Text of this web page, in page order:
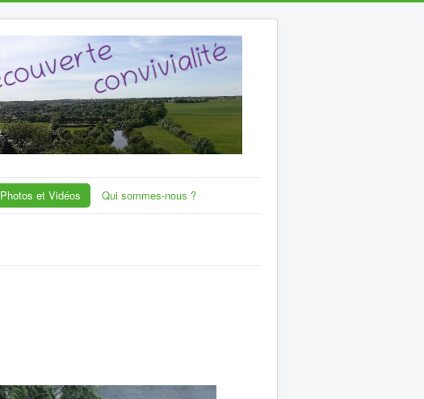
Photos et Vidéos Qui sommes-nous ?